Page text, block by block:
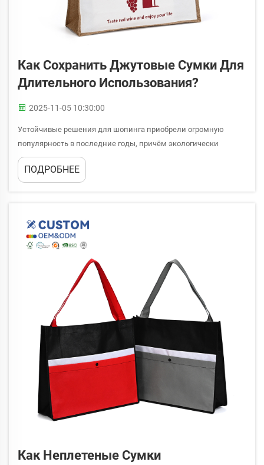
Как Сохранить Джутовые Сумки Для
Длительного Использования?
2025-11-05 10:30:00
Устойчивые решения для шопинга приобрели огромную
популярность в последние годы, причём экологически
ответственные потребители ищут альтернативы пластиковым
пакетам. Среди этих экологичных вариантов джутовая сумка
ПОДРОБНЕЕ
Как Неплетеные Сумки